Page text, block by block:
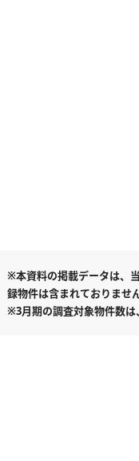
※本資料の掲載データは、
録物件は含まれておりません
※3月期の調査対象物件数は